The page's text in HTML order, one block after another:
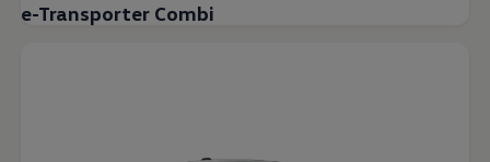
e-Transporter Combi